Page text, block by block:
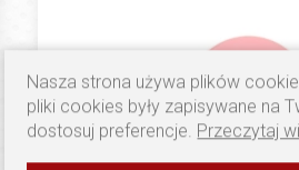
Nasza strona używa plików
pliki cookies były zapisywane na
dostosuj preferencje. Przeczytaj